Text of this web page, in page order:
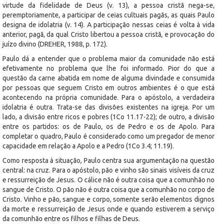
virtude da fidelidade de Deus (v. 13), a pessoa cristã nega-se,
peremptoriamente, a participar de ceias cultuais pagãs, as quais Paulo
designa de idolatria (v. 14). A participação nessas ceias é volta à vida
anterior, pagã, da qual Cristo libertou a pessoa cristã, e provocação do
juízo divino (DREHER, 1988, p. 172).
Paulo dá a entender que o problema maior da comunidade não está
efetivamente no problema que lhe foi informado. Pior do que a
questão da carne abatida em nome de alguma divindade e consumida
por pessoas que seguem Cristo em outros ambientes é o que está
acontecendo na própria comunidade. Para o apóstolo, a verdadeira
idolatria é outra. Trata-se das divisões existentes na igreja. Por um
lado, a divisão entre ricos e pobres (1Co 11.17-22); de outro, a divisão
entre os partidos: os de Paulo, os de Pedro e os de Apolo. Para
completar o quadro, Paulo é considerado como um pregador de menor
capacidade em relação a Apolo e a Pedro (1Co 3.4; 11.19).
Como resposta à situação, Paulo centra sua argumentação na questão
central: na cruz. Para o apóstolo, pão e vinho são sinais visíveis da cruz
e ressurreição de Jesus. O cálice não é outra coisa que a comunhão no
sangue de Cristo. O pão não é outra coisa que a comunhão no corpo de
Cristo. Vinho e pão, sangue e corpo, somente serão elementos dignos
da morte e ressurreição de Jesus onde e quando estiverem a serviço
da comunhão entre os filhos e filhas de Deus.